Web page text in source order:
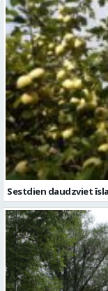
Sestdien daudzviet